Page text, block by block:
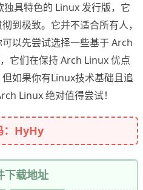
具特色的 Linux 发行版，它
到极致。它并不适合所有人，
以先尝试选择一些基于 Arch
它们在保持 Arch Linux 优点
如果你有Linux技术基础且追
Linux 绝对值得尝试！
：HyHy
下载地址